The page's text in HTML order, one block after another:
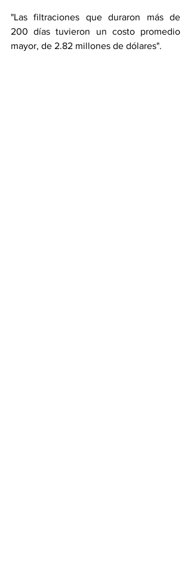
"Las filtraciones que duraron más de
200 días tuvieron un costo promedio
mayor, de 2.82 millones de dólares".